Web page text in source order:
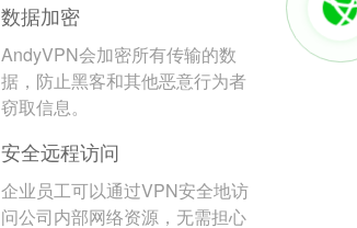
数据加密
AndyVPN会加密所有传输的数
据，防止黑客和其他恶意行为者
窃取信息。
安全远程访问
企业员工可以通过VPN安全地访
问公司内部网络资源，无需担心